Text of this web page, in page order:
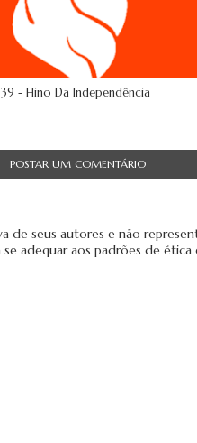
- Hino Da Independência
POSTAR UM COMENTÁRIO
de seus autores e não
adequar aos padrões de ética